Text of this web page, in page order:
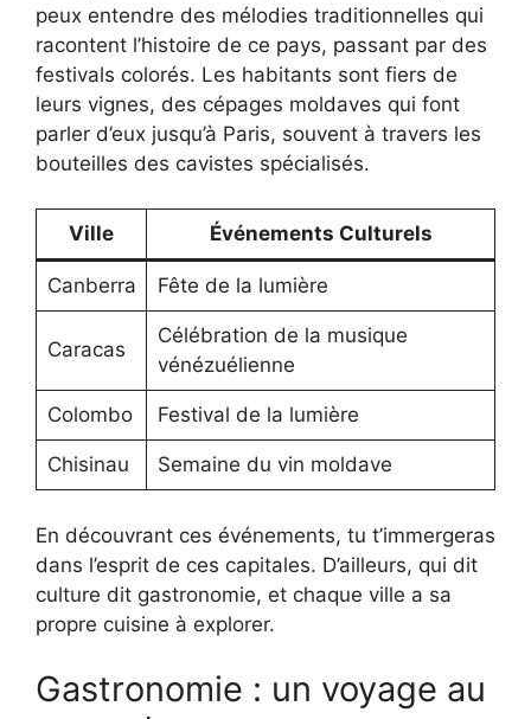
peux entendre des mélodies traditionnelles qui
racontent l’histoire de ce pays, passant par des
festivals colorés. Les habitants sont fiers de
leurs vignes, des cépages moldaves qui font
parler d’eux jusqu’à Paris, souvent à travers les
bouteilles des cavistes spécialisés.
Ville Événements Culturels
Canberra Fête de la lumière
Caracas
Célébration de la musique
vénézuélienne
Colombo Festival de la lumière
Chisinau Semaine du vin moldave
En découvrant ces événements, tu t’immergeras
dans l’esprit de ces capitales. D’ailleurs, qui dit
culture dit gastronomie, et chaque ville a sa
propre cuisine à explorer.
Gastronomie : un voyage au